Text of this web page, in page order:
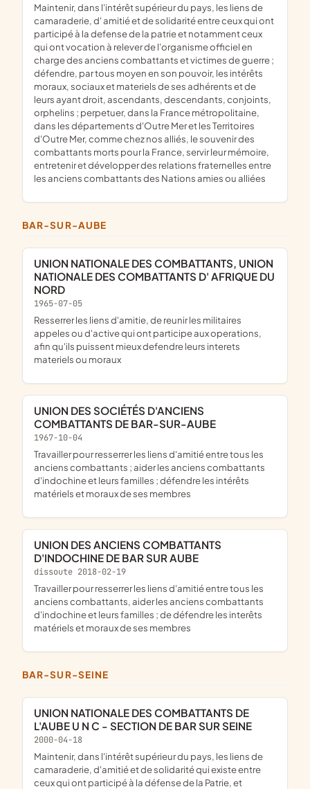
maintenir, dans l'intérêt supérieur du pays, les liens de
camaraderie, d' amitié et de solidarité entre ceux qui ont
participé à la defense de la patrie et notamment ceux
qui ont vocation à relever de l'organisme officiel en
charge des anciens combattants et victimes de guerre ;
défendre, par tous moyen en son pouvoir, les intérêts
moraux, sociaux et materiels de ses adhérents et de
leurs ayant droit, ascendants, descendants, conjoints,
orphelins ; perpetuer, dans la France métropolitaine,
dans les départements d'Outre Mer et les Territoires
d'Outre Mer, comme chez nos alliés, le souvenir des
combattants morts pour la France, servir leur mémoire,
entretenir et développer des relations fraternelles entre
les anciens combattants des Nations amies ou alliées
BAR-SUR-AUBE
UNION NATIONALE DES COMBATTANTS, UNION
NATIONALE DES COMBATTANTS D' AFRIQUE DU
NORD
1965-07-05
Resserrer les liens d'amitie, de reunir les militaires
appeles ou d'active qui ont participe aux operations,
afin qu'ils puissent mieux defendre leurs interets
materiels ou moraux
UNION DES SOCIÉTÉS D'ANCIENS
COMBATTANTS DE BAR-SUR-AUBE
1967-10-04
travailler pour resserrer les liens d'amitié entre tous les
anciens combattants ; aider les anciens combattants
d'indochine et leurs familles ; défendre les intérêts
matériels et moraux de ses membres
UNION DES ANCIENS COMBATTANTS
D'INDOCHINE DE BAR SUR AUBE
dissoute 2018-02-19
travailler pour resserrer les liens d'amitié entre tous les
anciens combattants, aider les anciens combattants
d'indochine et leurs familles ; de défendre les interêts
matériels et moraux de ses membres
BAR-SUR-SEINE
UNION NATIONALE DES COMBATTANTS DE
L'AUBE U N C - SECTION DE BAR SUR SEINE
2000-04-18
maintenir, dans l'intérêt supérieur du pays, les liens de
camaraderie, d'amitié et de solidarité qui existe entre
ceux qui ont participé à la défense de la Patrie, et